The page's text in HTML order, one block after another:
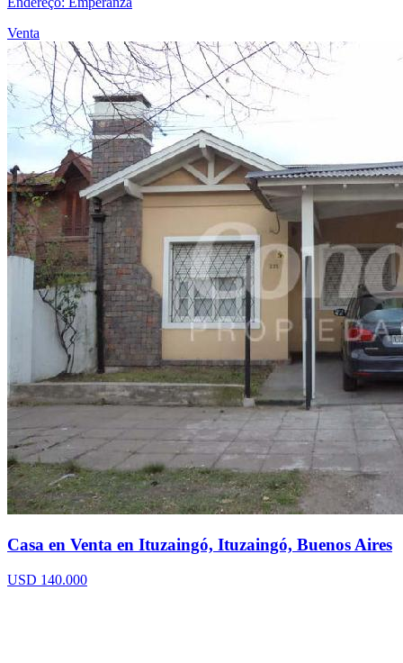
Venta
Casa en Venta en Ituzaingó, Ituzaingó, Buenos Aires
USD 140.000